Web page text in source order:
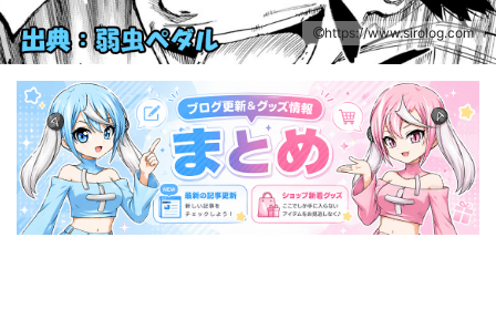
https://www.sirolog.com